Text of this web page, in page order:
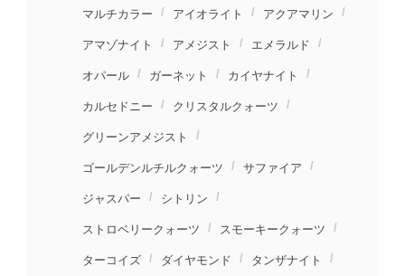
マルチカラー
アイオライト アクアマリン
アマゾナイト アメジスト エメラルド
オパール ガーネット カイヤナイト
カルセドニー クリスタルクォーツ
グリーンアメジスト
ゴールデンルチルクォーツ サファイア
ジャスパー シトリン
ストロベリークォーツ スモーキークォーツ
ターコイズ ダイヤモンド タンザナイト